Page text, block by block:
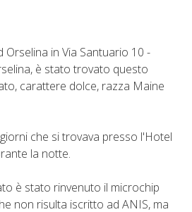
Orselina in Via Santuario 10 -
è stato trovato questo
carattere dolce, razza Maine
che si trovava presso l'Hotel
la notte.
è stato rinvenuto il microchip
non risulta iscritto ad ANIS, ma